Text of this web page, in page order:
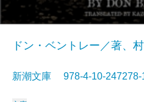
ドン・ベントレー／著、
新潮文庫 978-4-10-